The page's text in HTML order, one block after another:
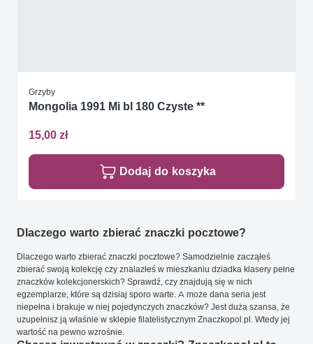
Grzyby
Mongolia 1991 Mi bl 180 Czyste **
15,00 zł
Dodaj do koszyka
Dlaczego warto zbierać znaczki pocztowe?
Dlaczego warto zbierać znaczki pocztowe? Samodzielnie zacząłeś
zbierać swoją kolekcję czy znalazłeś w mieszkaniu dziadka klasery pełne
znaczków kolekcjonerskich? Sprawdź, czy znajdują się w nich
egzemplarze, które są dzisiaj sporo warte. A może dana seria jest
niepełna i brakuje w niej pojedynczych znaczków? Jest duża szansa, że
uzupełnisz ją właśnie w sklepie filatelistycznym Znaczkopol.pl. Wtedy jej
wartość na pewno wzrośnie.